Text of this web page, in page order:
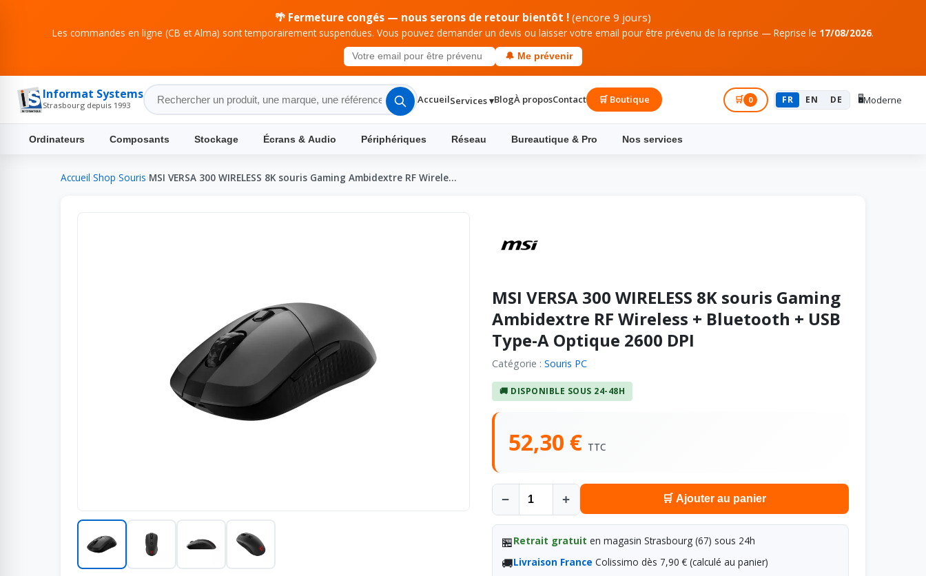
🌴 Fermeture congés — nous serons de retour bientôt ! (encore 9 jours)
Les commandes en ligne (CB et Alma) sont temporairement suspendues. Vous pouvez demander un devis ou laisser votre email pour être prévenu de la reprise — Reprise le 17/08/2026.
🔔 Me prévenir
Informat Systems
Strasbourg depuis 1993 AccueilServices ▾BlogÀ proposContact 🛒 Boutique 🛒 0 FR EN DE 🖥️Moderne
Ordinateurs Composants Stockage Écrans & Audio Périphériques Réseau Bureautique & Pro Nos services
Accueil Shop Souris MSI VERSA 300 WIRELESS 8K souris Gaming Ambidextre RF Wirele…
MSI VERSA 300 WIRELESS 8K souris Gaming
Ambidextre RF Wireless + Bluetooth + USB
Type-A Optique 2600 DPI
Catégorie : Souris PC
🚚 DISPONIBLE SOUS 24-48H
52,30 € TTC
− + 🛒 Ajouter au panier
🏪Retrait gratuit en magasin Strasbourg (67) sous 24h
🚚Livraison France Colissimo dès 7,90 € (calculé au panier)